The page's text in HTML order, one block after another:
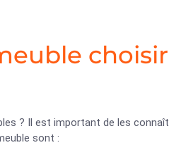
? Il est important de les
sont :